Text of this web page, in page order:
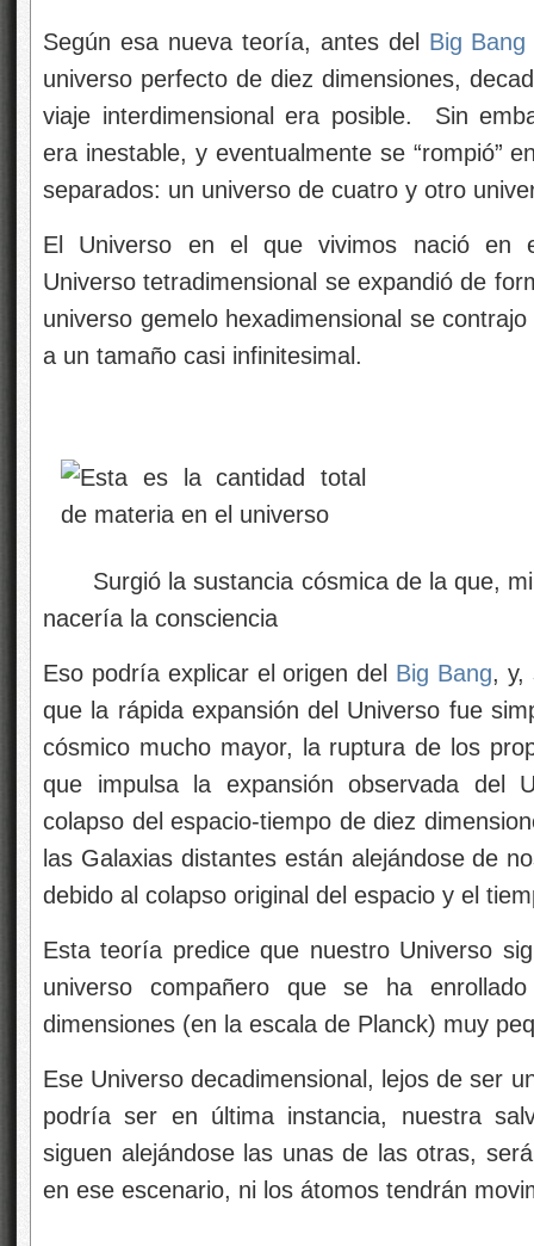
Según esa nueva teoría, antes del Big Bang
universo perfecto de diez dimensiones,
viaje interdimensional era posible. Sin
era inestable, y eventualmente se “rompió”
separados: un universo de cuatro y otro
El Universo en el que vivimos nació en
Universo tetradimensional se expandió de
universo gemelo hexadimensional se
a un tamaño casi infinitesimal.
Surgió la sustancia cósmica de la que,
nacería la consciencia
Eso podría explicar el origen del Big Bang, y,
que la rápida expansión del Universo fue
cósmico mucho mayor, la ruptura de los
que impulsa la expansión observada del
colapso del espacio-tiempo de diez
las Galaxias distantes están alejándose de
debido al colapso original del espacio y el
Esta teoría predice que nuestro Universo
universo compañero que se ha
dimensiones (en la escala de Planck) muy
Ese Universo decadimensional, lejos de ser
podría ser en última instancia, nuestra
siguen alejándose las unas de las otras,
en ese escenario, ni los átomos tendrán